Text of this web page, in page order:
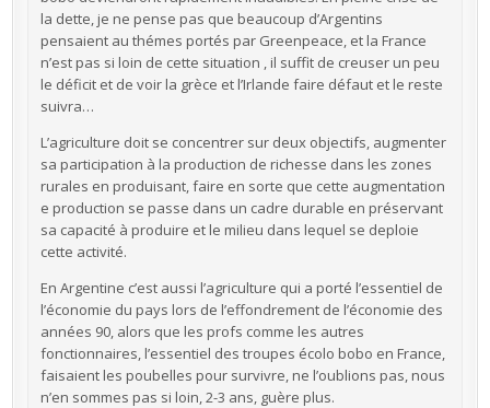
la dette, je ne pense pas que beaucoup d’Argentins
pensaient au thémes portés par Greenpeace, et la France
n’est pas si loin de cette situation , il suffit de creuser un peu
le déficit et de voir la grèce et l’Irlande faire défaut et le reste
suivra…
L’agriculture doit se concentrer sur deux objectifs, augmenter
sa participation à la production de richesse dans les zones
rurales en produisant, faire en sorte que cette augmentation
e production se passe dans un cadre durable en préservant
sa capacité à produire et le milieu dans lequel se deploie
cette activité.
En Argentine c’est aussi l’agriculture qui a porté l’essentiel de
l’économie du pays lors de l’effondrement de l’économie des
années 90, alors que les profs comme les autres
fonctionnaires, l’essentiel des troupes écolo bobo en France,
faisaient les poubelles pour survivre, ne l’oublions pas, nous
n’en sommes pas si loin, 2-3 ans, guère plus.